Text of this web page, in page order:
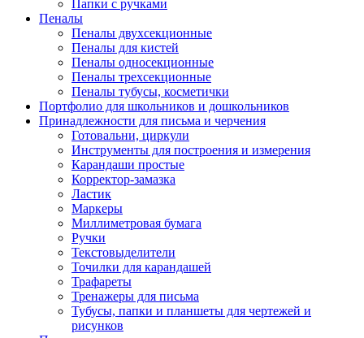
Папки с ручками
Пеналы
Пеналы двухсекционные
Пеналы для кистей
Пеналы односекционные
Пеналы трехсекционные
Пеналы тубусы, косметички
Портфолио для школьников и дошкольников
Принадлежности для письма и черчения
Готовальни, циркули
Инструменты для построения и измерения
Карандаши простые
Корректор-замазка
Ластик
Маркеры
Миллиметровая бумага
Ручки
Текстовыделители
Точилки для карандашей
Трафареты
Тренажеры для письма
Тубусы, папки и планшеты для чертежей и
рисунков